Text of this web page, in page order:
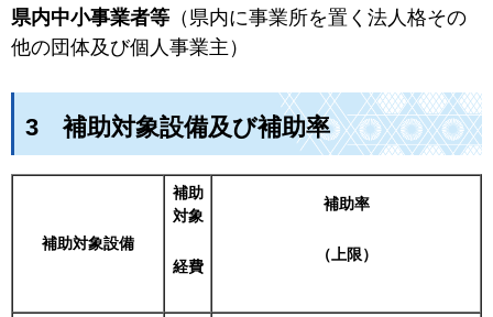
県内中小事業者等 （県内に事業所を置く法人格その
他の団体及び個人事業主）
3 補助対象設備及び補助率
補助対象設備
補助
対象
経費
補助率
（上限）